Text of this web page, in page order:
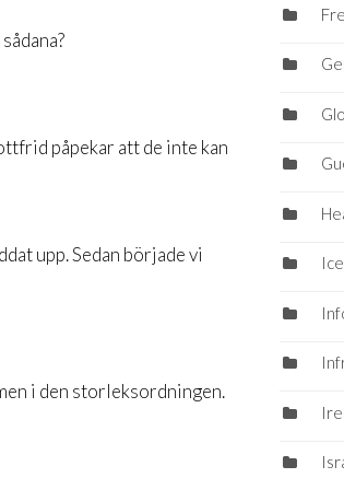
påpekar att de inte kan
upp. Sedan började vi
i den storleksordningen.